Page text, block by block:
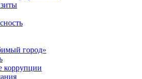
город»
коррупции